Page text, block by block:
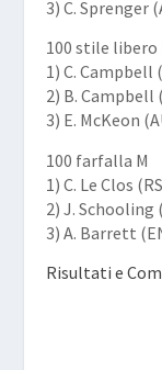
3) C. Sprenger
100 stile libero
1) C. Campbell
2) B. Campbell
3) E. McKeon
100 farfalla M
1) C. Le Clos
2) J. Schooling
3) A. Barrett
Risultati e